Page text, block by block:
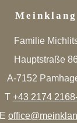
Meinklang
Familie
Hauptstraße 86
A-7152
T +43 2174
E